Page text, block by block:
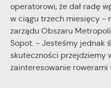
operatorowi, że dał radę
w ciągu trzech miesięcy -
zarządu Obszaru
Sopot. - Jesteśmy jednak
skuteczności przejdziemy
zainteresowanie rowerami